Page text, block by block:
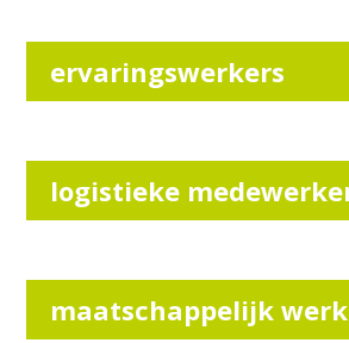
ervaringswerkers
logistieke
maatschappelijk